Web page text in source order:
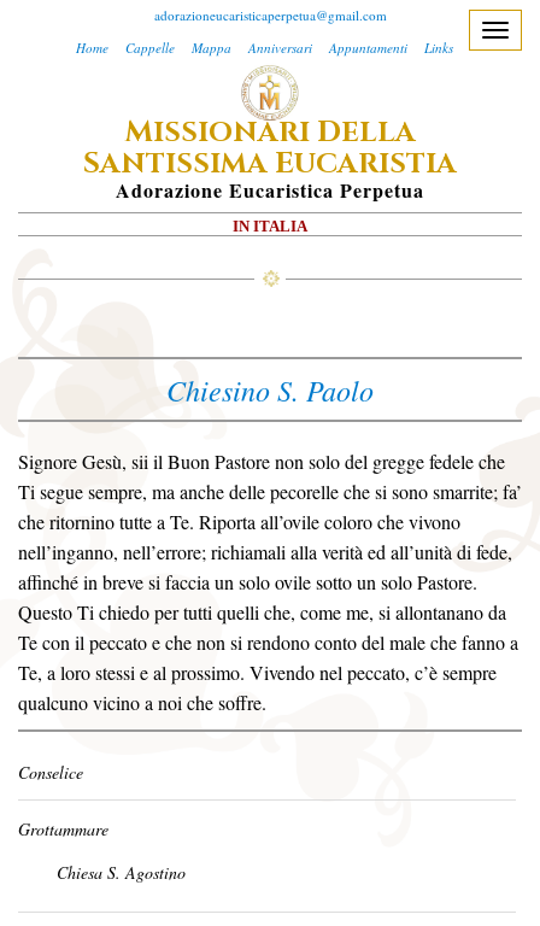
adorazioneucaristicaperpetua@gmail.com
Home
Cappelle Mappa Anniversari Appuntamenti Links
MISSIONARI DELLA
SANTISSIMA EUCARISTIA
ADorazione EUcaristica PErpetua
IN ITALIA
T
n
v
a
i
o
n
Chiesino S. Paolo
Signore Gesù, sii il Buon Pastore non solo del gregge fedele che
Ti segue sempre, ma anche delle pecorelle che si sono smarrite; fa’
che ritornino tutte a Te. Riporta all’ovile coloro che vivono
nell’inganno, nell’errore; richiamali alla verità ed all’unità di fede,
affinché in breve si faccia un solo ovile sotto un solo Pastore.
Questo Ti chiedo per tutti quelli che, come me, si allontanano da
Te con il peccato e che non si rendono conto del male che fanno a
Te, a loro stessi e al prossimo. Vivendo nel peccato, c’è sempre
qualcuno vicino a noi che soffre.
Conselice
Grottammare
Chiesa S. Agostino